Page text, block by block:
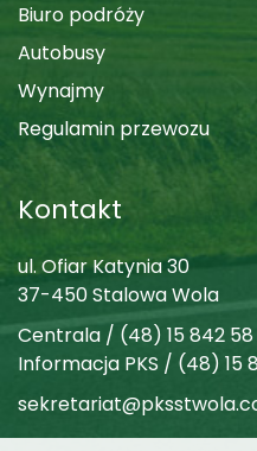
Biuro podróży
Autobusy
Wynajmy
Regulamin przewozu
Kontakt
ul. Ofiar Katynia 30
37-450 Stalowa Wola
Centrala / (48) 15 842 58
Informacja PKS / (48) 15